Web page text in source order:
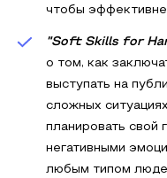
чтобы
"Soft Skills for
о том, как
выступать на
сложных
планировать свой
негативными
любым типом